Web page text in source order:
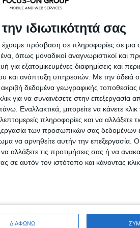
ιδιωτικότητά σας
έχουμε πρόσβαση σε πληροφορίες σε
όπως μοναδικοί αναγνωριστικοί και
εξατομικευμένες διαφημίσεις και
και ανάπτυξη υπηρεσιών. Με την άδειά
δεδομένα γεωγραφικής τοποθεσίας
για να συναινέσετε στην επεξεργασία
Εναλλακτικά, μπορείτε να κάνετε κλικ
πληροφορίες και να αλλάξετε
των προσωπικών σας δεδομένων
να αρνηθείτε αυτήν την επεξεργασία.
αλλάξετε τις προτιμήσεις σας ή να
σε αυτόν τον ιστότοπο και κάνοντας
ΔΙΑΦΩΝΩ
απενεργοποίηση λογαριασμών
επίσης είναι ενημερωμένο.
μοναδικούς κωδικούς
αποτυπωμάτων ή αναγνώριση
Οι πιθανότητες να πέσουν
να προσφέρεται ως
να παρακολουθείτε τη συσκευή